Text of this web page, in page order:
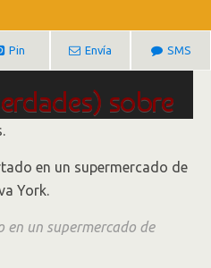
Pin Envía SMS
sobre
en un supermercado de